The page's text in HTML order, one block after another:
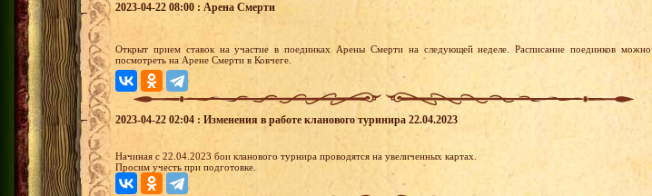
2023-04-22 08:00 : Арена Смерти
Открыт прием ставок на участие в поединках Арены Смерти на следующей неделе. Расписание поединков можно
посмотреть на Арене Смерти в Ковчеге.
2023-04-22 02:04 : Изменения в работе кланового туринира 22.04.2023
Начиная с 22.04.2023 бои кланового турнира проводятся на увеличенных картах.
Просим учесть при подготовке.